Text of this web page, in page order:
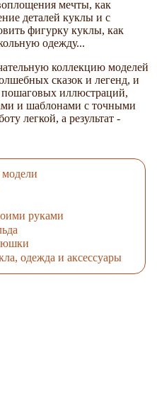
мечты, как
деталей куклы и с
фигурку куклы, как
одежду...
коллекцию моделей
сказок и легенд, и
пошаговых иллюстраций,
и шаблонами с точными
легкой, а результат -
руками
одежда и аксессуары